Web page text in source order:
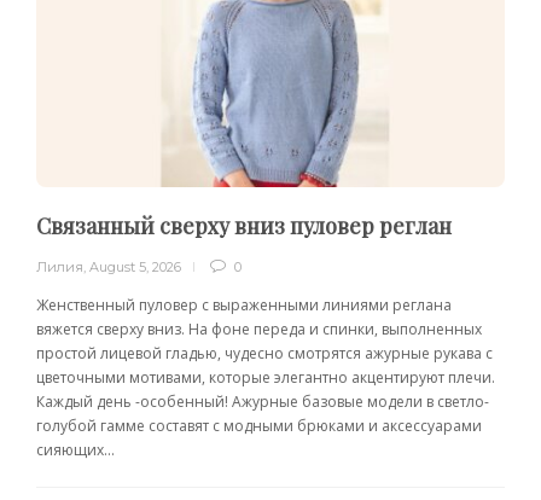
Связанный сверху вниз пуловер реглан
Лилия, August 5, 2026 0
Женственный пуловер с выраженными линиями реглана
вяжется сверху вниз. На фоне переда и спинки, выполненных
простой лицевой гладью, чудесно смотрятся ажурные рукава с
цветочными мотивами, которые элегантно акцентируют плечи.
Каждый день -особенный! Ажурные базовые модели в светло-
голубой гамме составят с модными брюками и аксессуарами
сияющих...